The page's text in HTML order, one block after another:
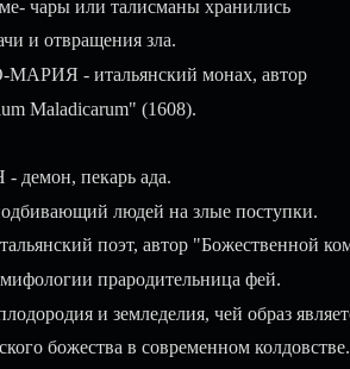
чары или талисманы хранились
и отвращения зла.
- итальянский монах, автор
Maladicarum" (1608).
демон, пекарь ада.
людей на злые поступки.
поэт, автор "Божественной
прародительница фей.
и земледелия, чей образ
божества в современном колдовстве.